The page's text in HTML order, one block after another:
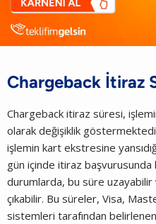
Chargeback İtiraz
Chargeback itiraz süresi,
olarak değişiklik
işlemin kart ekstresine
gün içinde itiraz başvurusunda
durumlarda, bu süre
çıkabilir. Bu süreler, Visa,
sistemleri tarafından